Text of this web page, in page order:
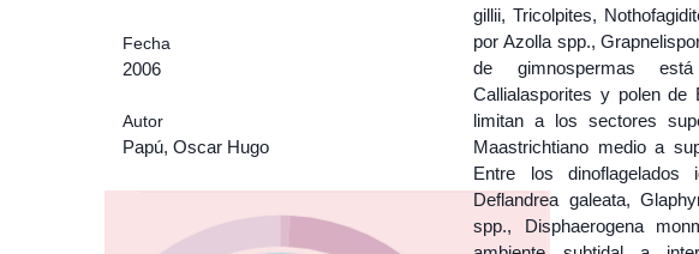
Fecha
2006
Autor
Papú, Oscar Hugo
gillii, Tricolpites,
por Azolla spp.,
de gimnospermas
Callialasporites y polen de
limitan a los sectores
Maastrichtiano medio a
Entre los dinoflagelados
Deflandrea galeata,
spp., Disphaerogena